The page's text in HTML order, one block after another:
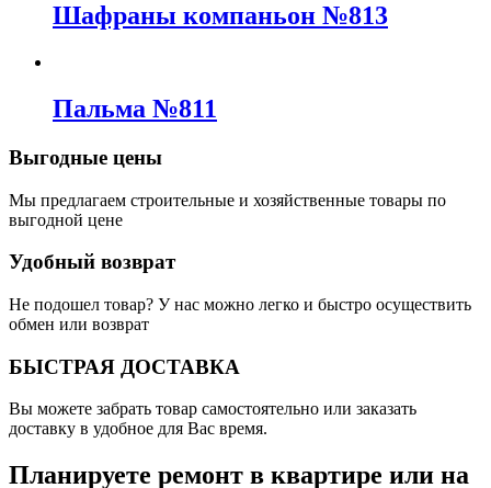
Шафраны компаньон №813
Пальма №811
Выгодные цены
Мы предлагаем строительные и хозяйственные товары по
выгодной цене
Удобный возврат
Не подошел товар? У нас можно легко и быстро осуществить
обмен или возврат
БЫСТРАЯ ДОСТАВКА
Вы можете забрать товар самостоятельно или заказать
доставку в удобное для Вас время.
Планируете ремонт в квартире или на